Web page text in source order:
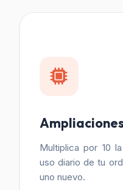
Ampliaciones
Multiplica por 10
uso diario de tu
uno nuevo.